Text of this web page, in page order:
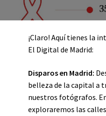
¡Claro! Aquí tienes la
El Digital de Madrid:
Disparos en Madrid:
belleza de la capital a
nuestros fotógrafos.
exploraremos las